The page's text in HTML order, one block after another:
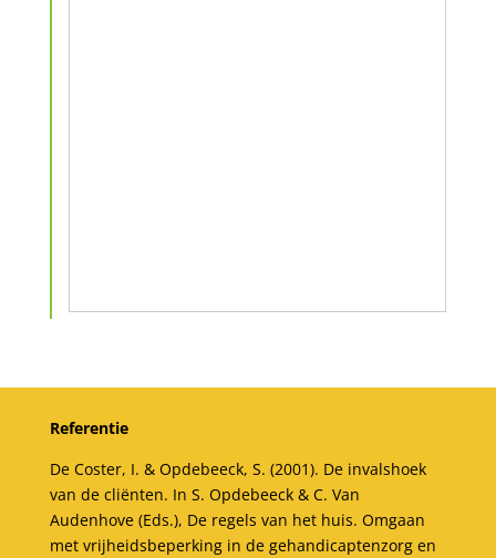
Referentie
De Coster, I. & Opdebeeck, S. (2001). De invalshoek
van de cliënten. In S. Opdebeeck & C. Van
Audenhove (Eds.), De regels van het huis. Omgaan
met vrijheidsbeperking in de gehandicaptenzorg en